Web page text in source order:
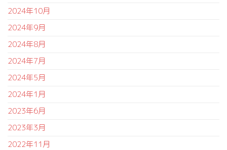
2024年10月
2024年9月
2024年8月
2024年7月
2024年5月
2024年1月
2023年6月
2023年3月
2022年11月